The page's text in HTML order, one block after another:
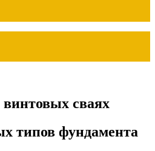
винтовых сваях
типов фундамента